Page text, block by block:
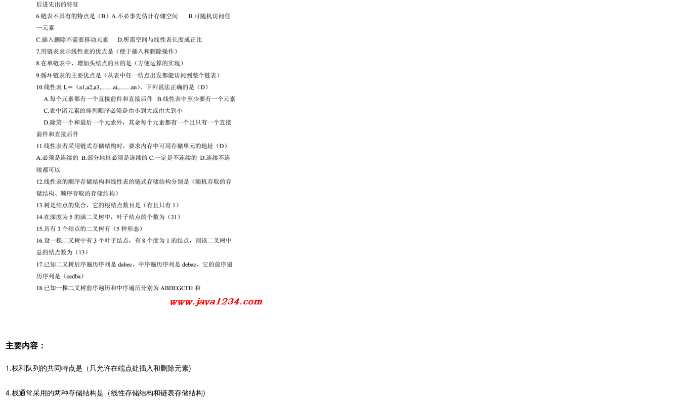
主要内容：
1.栈和队列的共同特点是（只允许在端点处插入和删除元素)
4.栈通常采用的两种存储结构是（线性存储结构和链表存储结构)